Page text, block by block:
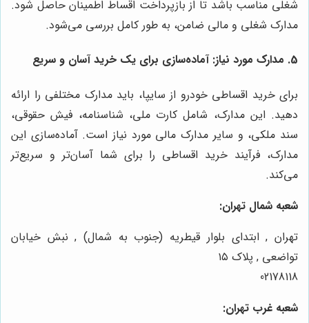
شغلی مناسب باشد تا از بازپرداخت اقساط اطمینان حاصل شود.
مدارک شغلی و مالی ضامن، به طور کامل بررسی می‌شود.
5. مدارک مورد نیاز: آماده‌سازی برای یک خرید آسان و سریع
برای خرید اقساطی خودرو از سایپا، باید مدارک مختلفی را ارائه
دهید. این مدارک، شامل کارت ملی، شناسنامه، فیش حقوقی،
سند ملکی، و سایر مدارک مالی مورد نیاز است. آماده‌سازی این
مدارک، فرآیند خرید اقساطی را برای شما آسان‌تر و سریع‌تر
می‌کند.
شعبه شمال تهران:
تهران , ابتدای بلوار قیطریه (جنوب به شمال) , نبش خیابان
تواضعی , پلاک ۱۵
02178118
شعبه غرب تهران: